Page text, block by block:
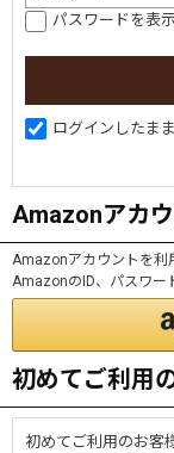
パスワードを表
ログインしたま
Amazonアカ
Amazonアカウントを利
AmazonのID、パスワー
初めてご利用
初めてご利用のお客